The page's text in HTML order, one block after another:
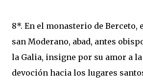
8*. En el monasterio de Berceto,
san Moderano, abad, antes
la Galia, insigne por su amor a
devoción hacia los lugares